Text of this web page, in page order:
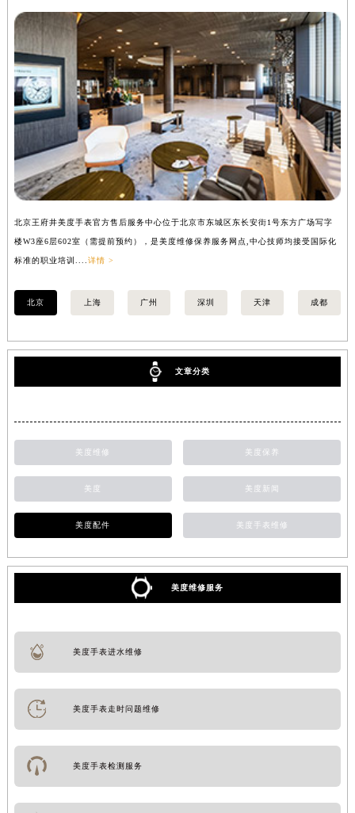
北京王府井美度手表官方售后服务中心位于北京市东城区东长安街1号东方广场写字
楼W3座6层602室（需提前预约），是美度维修保养服务网点,中心技师均接受国际化
标准的职业培训....详情 >
北京 上海 广州 深圳 天津 成都
文章分类
美度维修 美度保养
美度 美度新闻
美度配件 美度手表维修
美度维修服务
美度手表进水维修
美度手表走时问题维修
美度手表检测服务